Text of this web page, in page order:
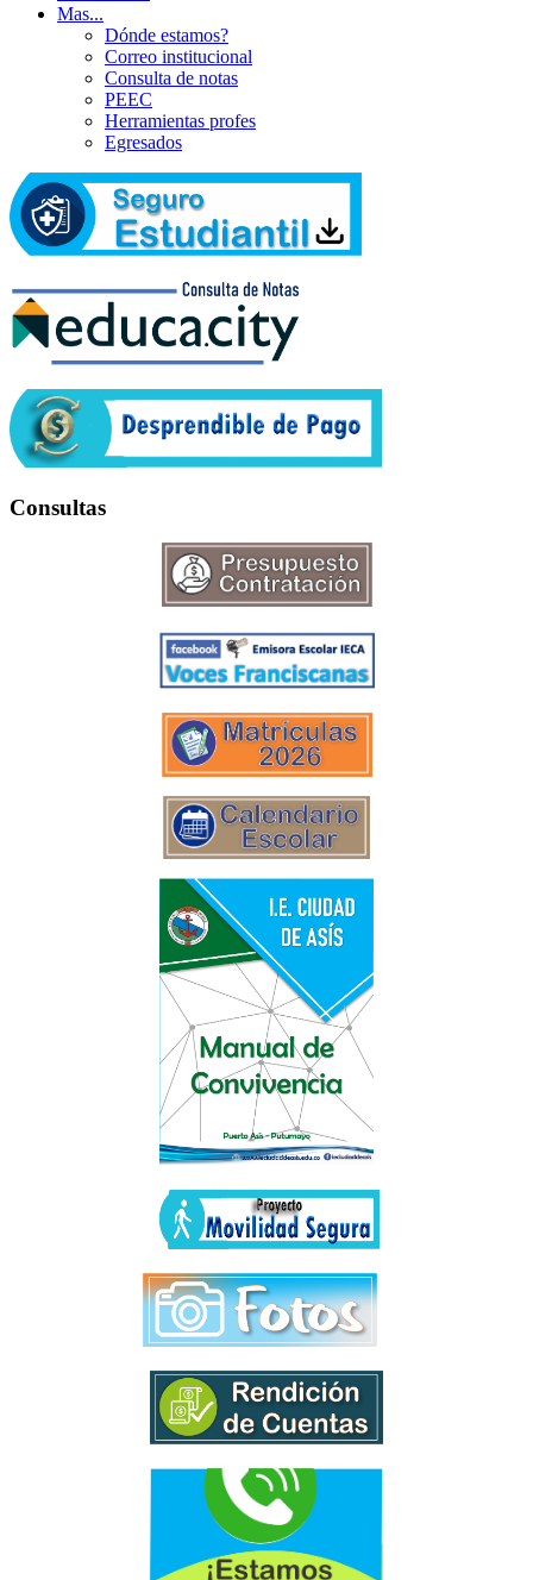
Mas...
Dónde estamos?
Correo institucional
Consulta de notas
PEEC
Herramientas profes
Egresados
Consultas